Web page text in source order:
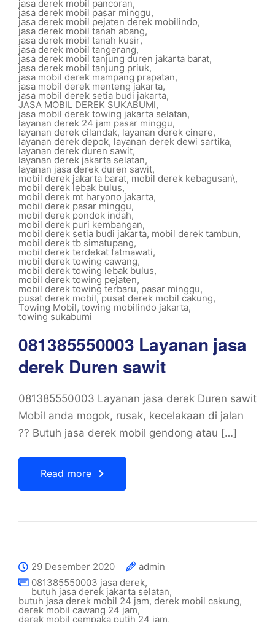
jasa derek mobil pancoran,
jasa derek mobil pasar minggu,
jasa derek mobil pejaten derek mobilindo,
jasa derek mobil tanah abang,
jasa derek mobil tanah kusir,
jasa derek mobil tangerang,
jasa derek mobil tanjung duren jakarta barat,
jasa derek mobil tanjung priuk,
jasa mobil derek mampang prapatan,
jasa mobil derek menteng jakarta,
jasa mobil derek setia budi jakarta,
JASA MOBIL DEREK SUKABUMI,
jasa mobil derek towing jakarta selatan,
layanan derek 24 jam pasar minggu,
layanan derek cilandak, layanan derek cinere,
layanan derek depok, layanan derek dewi sartika,
layanan derek duren sawit,
layanan derek jakarta selatan,
layanan jasa derek duren sawit,
mobil derek jakarta barat, mobil derek kebagusan\,
mobil derek lebak bulus,
mobil derek mt haryono jakarta,
mobil derek pasar minggu,
mobil derek pondok indah,
mobil derek puri kembangan,
mobil derek setia budi jakarta, mobil derek tambun,
mobil derek tb simatupang,
mobil derek terdekat fatmawati,
mobil derek towing cawang,
mobil derek towing lebak bulus,
mobil derek towing pejaten,
mobil derek towing terbaru, pasar minggu,
pusat derek mobil,pusat derek mobil cakung,
Towing Mobil, towing mobilindo jakarta,
towing sukabumi
081385550003 Layanan jasa
derek Duren sawit
081385550003 Layanan jasa derek Duren sawit
Mobil anda mogok, rusak, kecelakaan di jalan
?? Butuh jasa derek mobil gendong atau […]
Read more
29 Desember 2020
admin
081385550003 jasa derek,
butuh jasa derek jakarta selatan,
butuh jasa derek mobil 24 jam, derek mobil cakung,
derek mobil cawang 24 jam,
derek mobil cempaka putih 24 jam,